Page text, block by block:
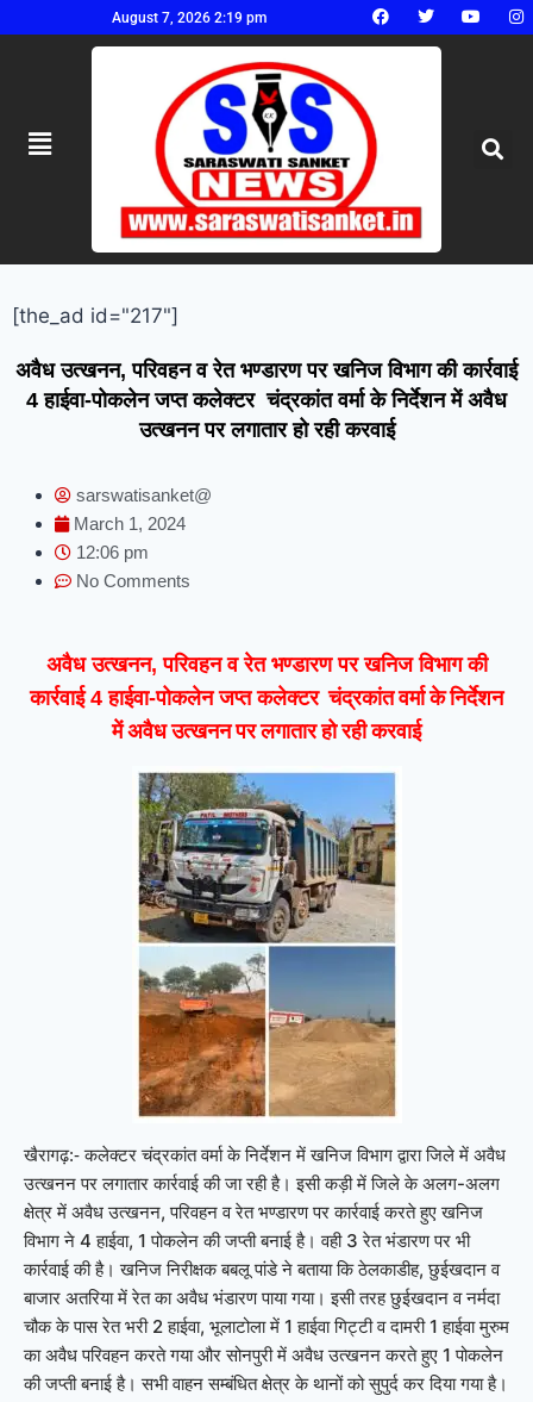
August 7, 2026 2:19 pm
[the_ad id="217"]
अवैध उत्खनन, परिवहन व रेत भण्डारण पर खनिज विभाग की कार्रवाई
4 हाईवा-पोकलेन जप्त कलेक्टर चंद्रकांत वर्मा के निर्देशन में अवैध
उत्खनन पर लगातार हो रही करवाई
sarswatisanket@
March 1, 2024
12:06 pm
No Comments
अवैध उत्खनन, परिवहन व रेत भण्डारण पर खनिज विभाग की
कार्रवाई 4 हाईवा-पोकलेन जप्तकलेक्टर चंद्रकांत वर्मा के निर्देशन
में अवैध उत्खनन पर लगातार हो रही करवाई
खैरागढ़:-कलेक्टर चंद्रकांत वर्मा के निर्देशन में खनिज विभाग द्वारा जिले में अवैध
उत्खनन पर लगातार कार्रवाई की जा रही है। इसी कड़ी में जिले के अलग-अलग
क्षेत्र में अवैध उत्खनन, परिवहन व रेत भण्डारण पर कार्रवाई करते हुए खनिज
विभाग ने 4 हाईवा, 1 पोकलेन की जप्ती बनाई है। वही 3 रेत भंडारण पर भी
कार्रवाई की है। खनिज निरीक्षक बबलू पांडे ने बताया कि ठेलकाडीह, छुईखदान व
बाजार अतरिया में रेत का अवैध भंडारण पाया गया। इसी तरह छुईखदान व नर्मदा
चौक के पास रेत भरी 2 हाईवा, भूलाटोला में 1 हाईवा गिट्टी व दामरी 1 हाईवा मुरुम
का अवैध परिवहन करते गया और सोनपुरी में अवैध उत्खनन करते हुए 1 पोकलेन
की जप्ती बनाई है। सभी वाहन सम्बंधित क्षेत्र के थानों को सुपुर्द कर दिया गया है।